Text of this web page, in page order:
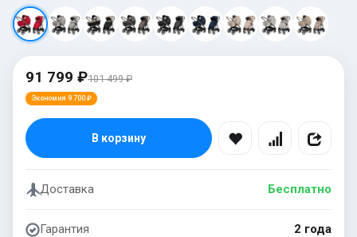
91 799 ₽101 499 ₽
Экономия 9 700 ₽
В корзину
Доставка Бесплатно
Гарантия 2 года